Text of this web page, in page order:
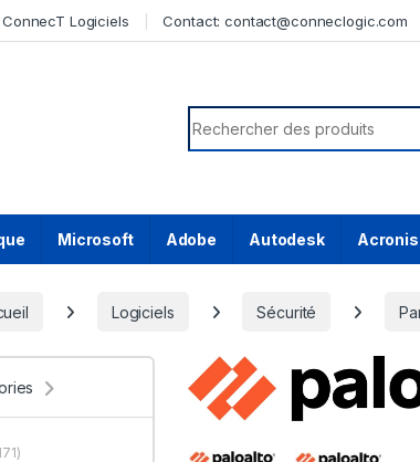
Logiciels Contact:contact@conneclogic.com
Search for:
Microsoft Adobe Autodesk Acronis
Logiciels Sécurité